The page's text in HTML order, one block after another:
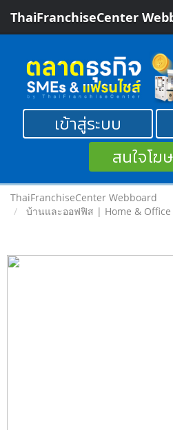
ThaiFranchiseCenter
เข้าสู่ระบบ
สนใจโฆ
ThaiFranchiseCenter Webboard
บ้านและออฟฟิส | Home & Office